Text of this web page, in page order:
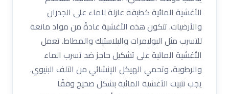
الأغشية المائية كطبقة عازلة للماء على الجدران
والأرضيات. تتكون هذه الأغشية عادةً من مواد مانعة
للتسرب مثل البوليمرات والبلاستيك والمطاط. تعمل
الأغشية المائية على تشكيل حاجز ضد تسرب الماء
والرطوبة، وتحمي الهيكل الإنشائي من التلف البنيوي.
يجب تثبيت الأغشية المائية بشكل صحيح وفقًا